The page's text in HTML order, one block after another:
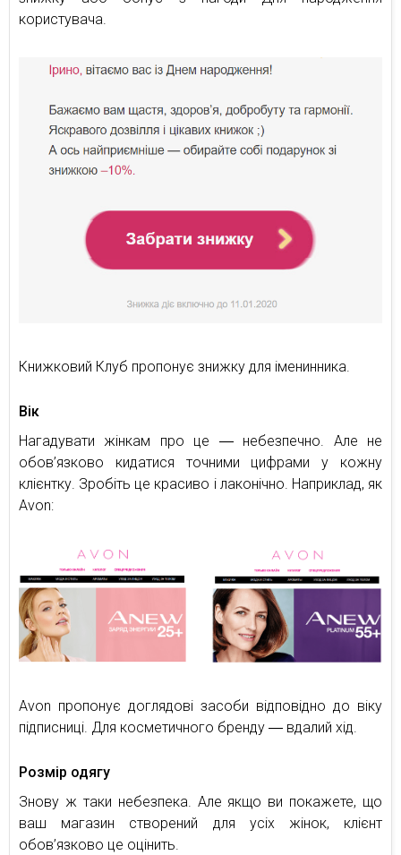
користувача.
Книжковий Клуб пропонує знижку для іменинника.
Вік
Нагадувати жінкам про це ― небезпечно. Але не
обов’язково кидатися точними цифрами у кожну
клієнтку. Зробіть це красиво і лаконічно. Наприклад, як
Avon:
Avon пропонує доглядові засоби відповідно до віку
підписниці. Для косметичного бренду ― вдалий хід.
Розмір одягу
Знову ж таки небезпека. Але якщо ви покажете, що
ваш магазин створений для усіх жінок, клієнт
обов’язково це оцінить.